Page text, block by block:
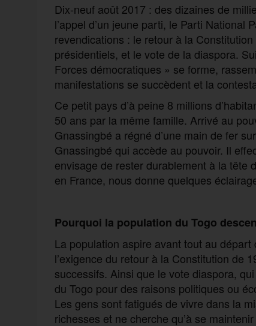
Dix-neuf août 2017 : des dizaines de
l’appel d’un jeune parti, le Parti National
revendications : le retour à la
présidentiels, et le vote de la diaspora.
Forces démocratiques » se forme,
manifestations se succèdent et la
Ce petit pays d’à peine 8 millions
50 ans par la même famille. Arrivé au
Gnassingbé a régné d’une main de fer
Gnassingbé qui accède au pouvoir. Il
envisage de rester durablement à la tête
en France, nous donne quelques
Pourquoi la population du Togo
La population aspire avant tout au
l’exigence du retour à la Constitution de
successifs. Ainsi que le vote diaspora,
du Togo pour des raisons politiques ou
Les gens sont fatigués de vivre dans la
richesses et ne cherche qu’à se